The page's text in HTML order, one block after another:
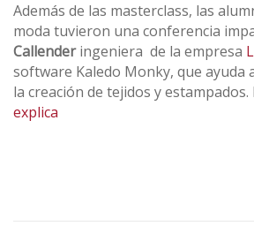
Además de las masterclass, las
moda tuvieron una conferencia
Callenderingeniera de la empresa
software Kaledo Monky, que ayuda
la creación de tejidos y estampados.
explica